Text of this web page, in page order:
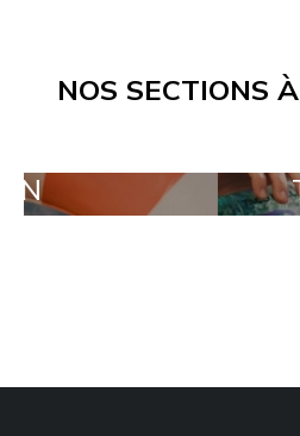
NOS SECTIONS
TAILOR